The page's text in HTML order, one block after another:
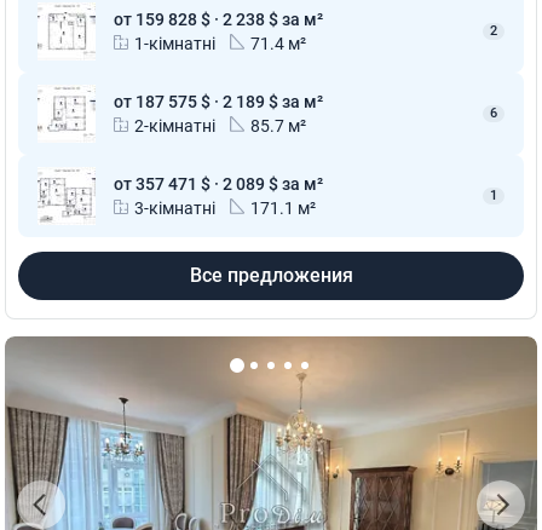
от 159 828 $ · 2 238 $ за м²
1-кімнатні
71.4 м²
2
от 187 575 $ · 2 189 $ за м²
2-кімнатні
85.7 м²
6
от 357 471 $ · 2 089 $ за м²
3-кімнатні
171.1 м²
1
Все предложения